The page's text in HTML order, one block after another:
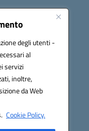
degli utenti -
al
servizi
inoltre,
da Web
Cookie Policy.